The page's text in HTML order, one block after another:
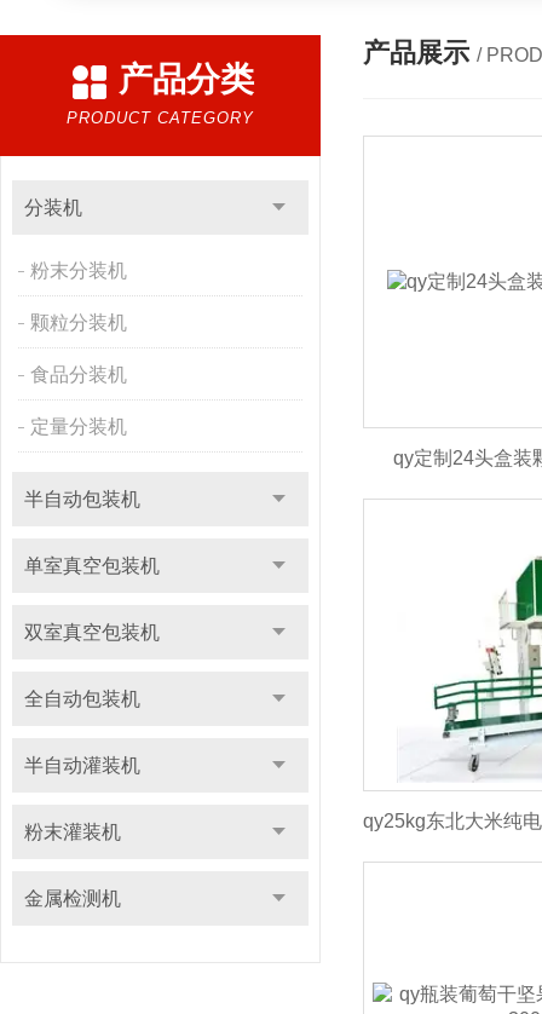
产品分类
PRODUCT CATEGORY
分装机
粉末分装机
颗粒分装机
食品分装机
定量分装机
半自动包装机
单室真空包装机
双室真空包装机
全自动包装机
半自动灌装机
粉末灌装机
金属检测机
产品展示 /
qy定制24头盒装